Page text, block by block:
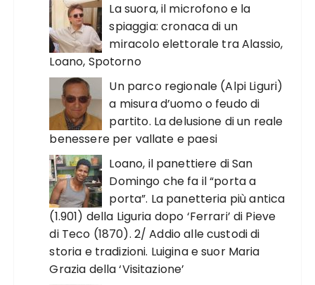
La suora, il microfono e la
spiaggia: cronaca di un
miracolo elettorale tra Alassio,
Loano, Spotorno
Un parco regionale (Alpi Liguri)
a misura d’uomo o feudo di
partito. La delusione di un reale
benessere per vallate e paesi
Loano, il panettiere di San
Domingo che fa il “porta a
porta”. La panetteria più antica
(1.901) della Liguria dopo ‘Ferrari’ di Pieve
di Teco (1870). 2/ Addio alle custodi di
storia e tradizioni. Luigina e suor Maria
Grazia della ‘Visitazione’